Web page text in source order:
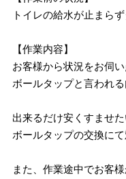
トイレの給水が止まら
【作業内容】
お客様から状況をお伺い
ボールタップと言われ
出来るだけ安くすませ
ボールタップの交換に
また、作業途中でお客